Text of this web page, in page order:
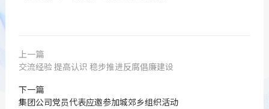
上一篇
交流经验 提高认识 稳步推进反腐倡廉建设
下一篇
集团公司党员代表应邀参加城郊乡组织活动